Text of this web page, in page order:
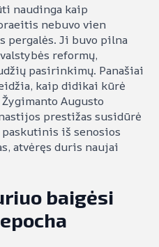
naudinga kaip
nebuvo vien
pergalės. Ji buvo pilna
reformų,
pasirinkimų. Panašiai
kaip didikai kūrė
Augusto
prestižas susidūrė
iš senosios
atvėręs duris naujai
baigėsi